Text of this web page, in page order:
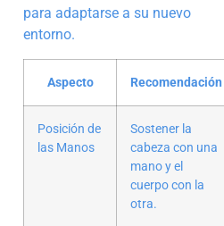
para adaptarse a su nuevo
entorno.
Aspecto Recomendación
Posición de
las Manos
Sostener la
cabeza con una
mano y el
cuerpo con la
otra.